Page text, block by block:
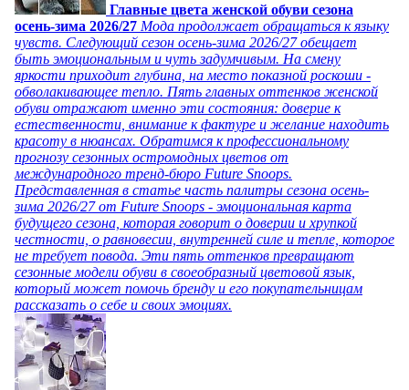
Главные цвета женской обуви сезона
осень-зима 2026/27 Мода продолжает обращаться к языку
чувств. Следующий сезон осень-зима 2026/27 обещает
быть эмоциональным и чуть задумчивым. На смену
яркости приходит глубина, на место показной роскоши -
обволакивающее тепло. Пять главных оттенков женской
обуви отражают именно эти состояния: доверие к
естественности, внимание к фактуре и желание находить
красоту в нюансах. Обратимся к профессиональному
прогнозу сезонных остромодных цветов от
международного тренд-бюро Future Snoops.
Представленная в статье часть палитры сезона осень-
зима 2026/27 от Future Snoops - эмоциональная карта
будущего сезона, которая говорит о доверии и хрупкой
честности, о равновесии, внутренней силе и тепле, которое
не требует повода. Эти пять оттенков превращают
сезонные модели обуви в своеобразный цветовой язык,
который может помочь бренду и его покупательницам
рассказать о себе и своих эмоциях.